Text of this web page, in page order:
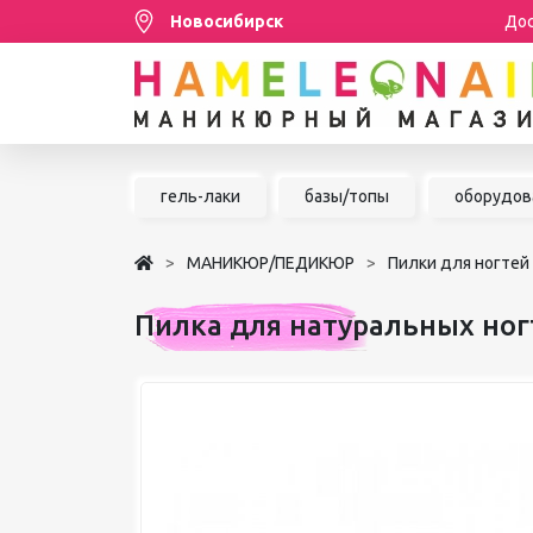
Новосибирск
Распродажа
НАРАЩИВАНИЕ РЕСНИЦ
ШУГАРИНГ/ДЕПИЛЯЦИЯ
гель-лаки базы/топы
МАНИКЮР/ПЕДИКЮР Пилки для ногтей
Пилка для натуральных